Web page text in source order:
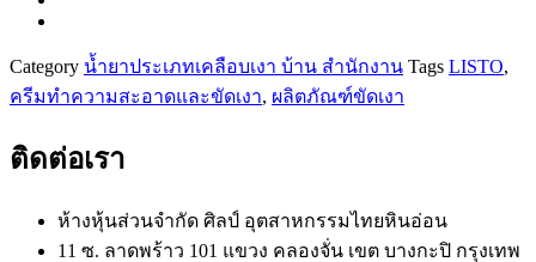
Category น้ำยาประเภทเคลือบเงา บ้าน สำนักงาน Tags LISTO,
ครีมทำความสะอาดและขัดเงา, ผลิตภัณฑ์ขัดเงา
ติดต่อเรา
ห้างหุ้นส่วนจำกัด ศิลป์ อุตสาหกรรมไทยหินอ่อน
11 ซ. ลาดพร้าว 101 แขวง คลองจั่น เขต บางกะปิ กรุงเทพ